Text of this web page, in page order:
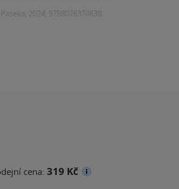
2024, 9788076374638
cena: 319 Kč